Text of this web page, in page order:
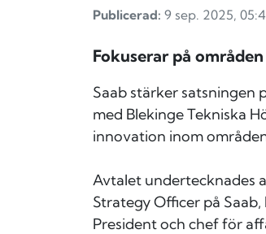
Publicerad: 9 sep. 2025,
Fokuserar på
Saab stärker satsningen
med Blekinge Tekniska
innovation inom
Avtalet undertecknades
Strategy Officer på
President och chef för